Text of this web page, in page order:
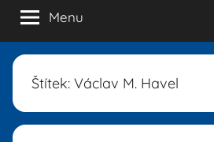
Menu
Štítek: Václav M. Havel